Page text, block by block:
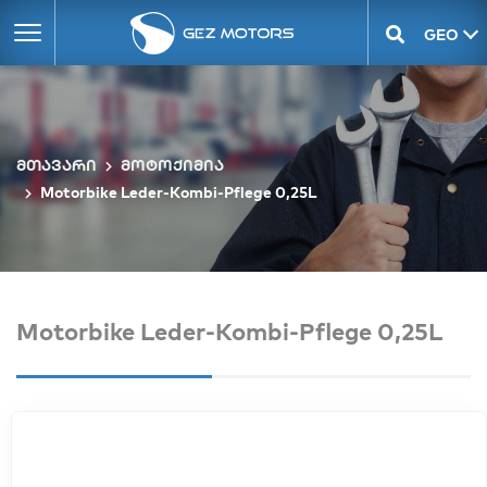
GEO
ENG
მთავარი
მოტოქიმია
Motorbike Leder-Kombi-Pflege 0,25L
Motorbike Leder-Kombi-Pflege 0,25L